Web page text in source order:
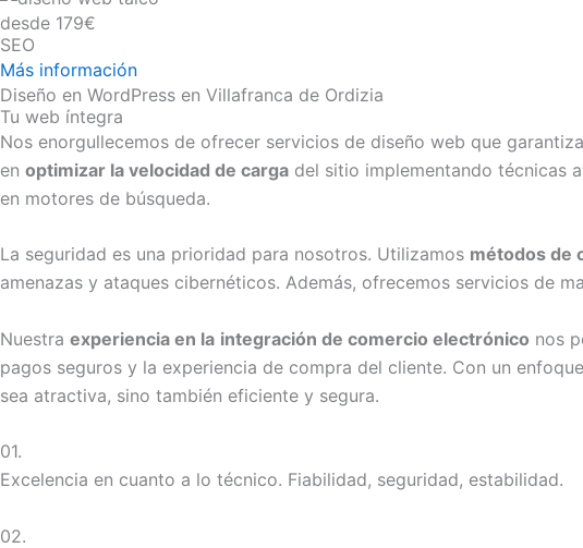
desde 179€
SEO
Más información
Diseño en WordPress en Villafranca de Ordizia
Tu web íntegra
Nos enorgullecemos de ofrecer servicios de diseño web que
en optimizar la velocidad de carga del sitio implementando técnicas
en motores de búsqueda.
La seguridad es una prioridad para nosotros. Utilizamos métodos de
amenazas y ataques cibernéticos. Además, ofrecemos servicios de
Nuestra experiencia en la integración de comercio electrónico nos
pagos seguros y la experiencia de compra del cliente. Con un
sea atractiva, sino también eficiente y segura.
01.
Excelencia en cuanto a lo técnico. Fiabilidad, seguridad, estabilidad.
02.